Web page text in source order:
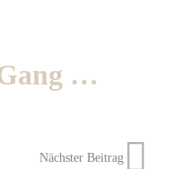
…
Nächster Beitrag